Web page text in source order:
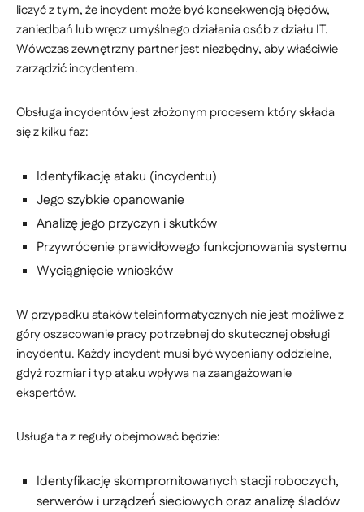
liczyć z tym, że incydent może być konsekwencją błędów,
zaniedbań lub wręcz umyślnego działania osób z działu IT.
Wówczas zewnętrzny partner jest niezbędny, aby właściwie
zarządzić incydentem.
Obsługa incydentów jest złożonym procesem który składa
się̨ z kilku faz:
Identyfikację ataku (incydentu)
Jego szybkie opanowanie
Analizę jego przyczyn i skutków
Przywrócenie prawidłowego funkcjonowania systemu
Wyciągnięcie wniosków
W przypadku ataków teleinformatycznych nie jest możliwe z
góry oszacowanie pracy potrzebnej do skutecznej obsługi
incydentu. Każdy incydent musi być wyceniany oddzielne,
gdyż rozmiar i typ ataku wpływa na zaangażowanie
ekspertów.
Usługa ta z reguły obejmować będzie:
Identyfikację skompromitowanych stacji roboczych,
serwerów i urządzeń́ sieciowych oraz analizę śladów